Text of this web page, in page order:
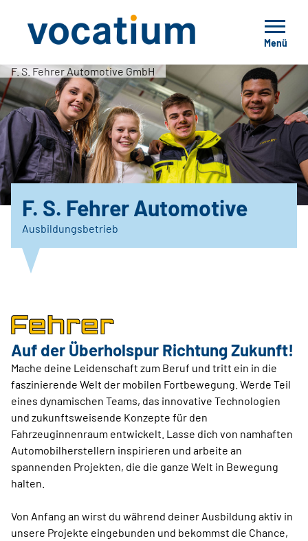
Menü
F. S. Fehrer Automotive GmbH
F. S. Fehrer Automotive
Ausbildungsbetrieb
Auf der Überholspur Richtung Zukunft!
Mache deine Leidenschaft zum Beruf und tritt ein in die
faszinierende Welt der mobilen Fortbewegung. Werde Teil
eines dynamischen Teams, das innovative Technologien
und zukunftsweisende Konzepte für den
Fahrzeuginnenraum entwickelt. Lasse dich von namhaften
Automobilherstellern inspirieren und arbeite an
spannenden Projekten, die die ganze Welt in Bewegung
halten.
Von Anfang an wirst du während deiner Ausbildung aktiv in
unsere Projekte eingebunden und bekommst die Chance,